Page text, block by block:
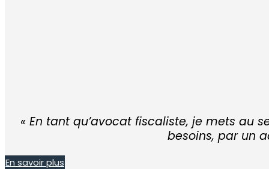
« En tant qu’avocat fiscaliste, je mets au
besoins, par un
En savoir plus